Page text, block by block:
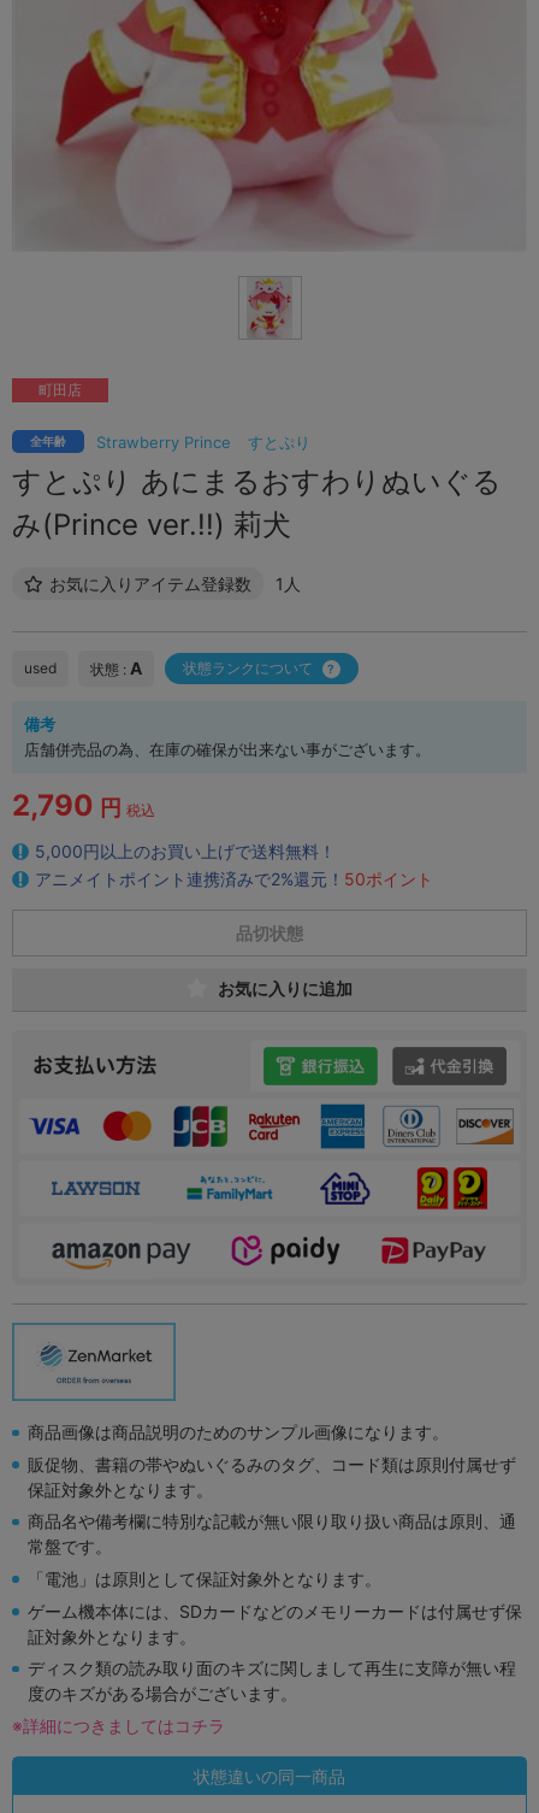
Strawberry Prince すとぷり
全年齢
すとぷり あにまるおすわりぬいぐる
み(Prince ver.!!) 莉犬
お気に入りアイテム登録数 1人
町田店
used 状態 : A 状態ランクについて
備考
店舗併売品の為、在庫の確保が出来ない事がございます。
2,790 円 税込
5,000円以上のお買い上げで送料無料！
アニメイトポイント連携済みで2%還元！ 50ポイント
品切状態
お気に入りに追加
商品画像は商品説明のためのサンプル画像になります。
販促物、書籍の帯やぬいぐるみのタグ、コード類は原則付属せず
保証対象外となります。
商品名や備考欄に特別な記載が無い限り取り扱い商品は原則、通
常盤です。
「電池」は原則として保証対象外となります。
ゲーム機本体には、SDカードなどのメモリーカードは付属せず保
証対象外となります。
ディスク類の読み取り面のキズに関しまして再生に支障が無い程
度のキズがある場合がございます。
※詳細につきましてはコチラ
状態違いの同一商品